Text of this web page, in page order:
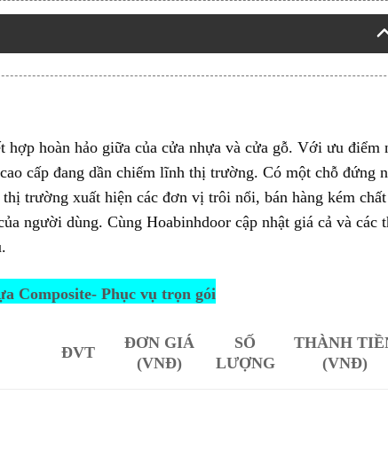
hoàn hảo giữa của cửa nhựa và cửa gỗ. Với ưu điểm
cấp đang dần chiếm lĩnh thị trường. Có một chỗ đứng
trường xuất hiện các đơn vị trôi nổi, bán hàng kém chất
người dùng. Cùng Hoabinhdoor cập nhật giá cả và các
Composite- Phục vụ trọn gói
ĐVT
ĐƠN GIÁ
(VNĐ)
SỐ
LƯỢNG
THÀNH
(VNĐ)